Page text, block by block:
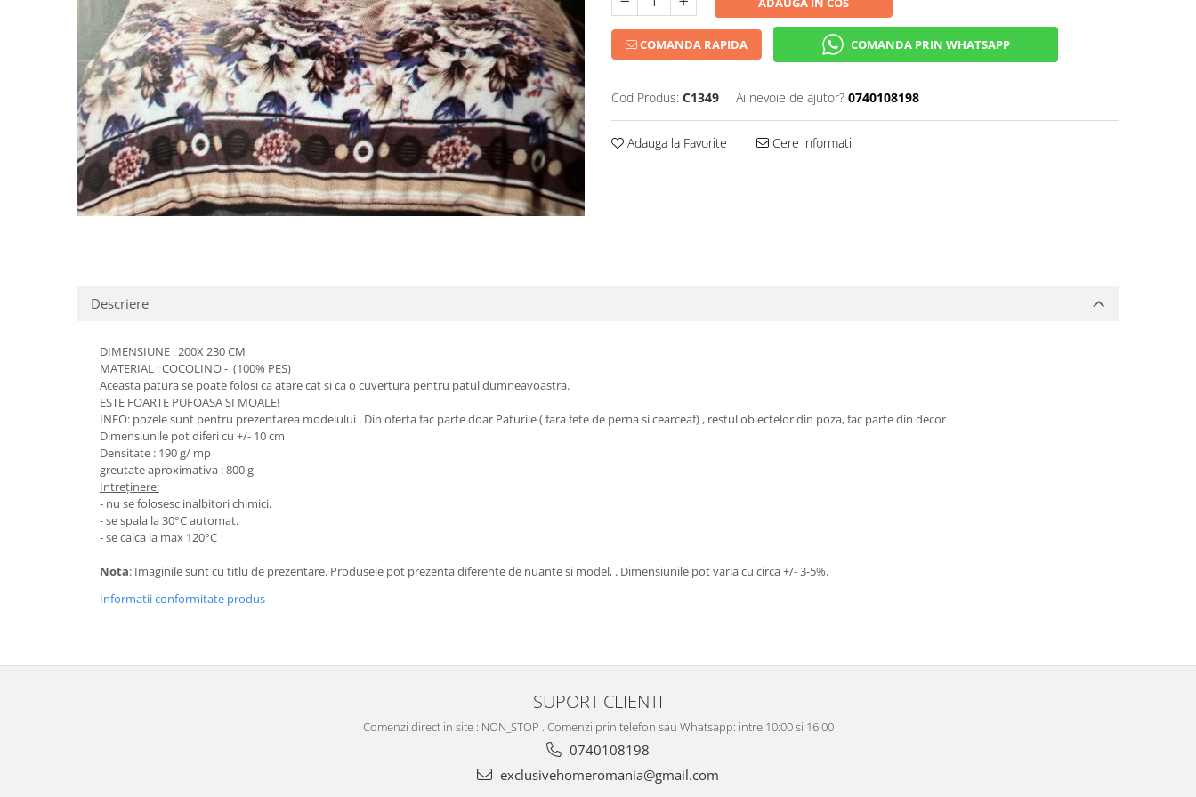
COMANDA RAPIDA COMANDA PRIN WHATSAPP
Cod Produs: C1349 Ai nevoie de ajutor? 0740108198
Adauga la Favorite Cere informatii
Descriere
DIMENSIUNE : 200X 230 CM
MATERIAL : COCOLINO - (100% PES)
Aceasta patura se poate folosi ca atare cat si ca o cuvertura pentru patul dumneavoastra.
ESTE FOARTE PUFOASA SI MOALE!
INFO: pozele sunt pentru prezentarea modelului . Din oferta fac parte doar Paturile ( fara fete de perna si cearceaf) , restul obiectelor din poza, fac parte din decor .
Dimensiunile pot diferi cu +/- 10 cm
Densitate : 190 g/ mp
greutate aproximativa : 800 g
Intreținere:
- nu se folosesc inalbitori chimici.
- se spala la 30°C automat.
- se calca la max 120°C
Nota: Imaginile sunt cu titlu de prezentare. Produsele pot prezenta diferente de nuante si model, . Dimensiunile pot varia cu circa +/- 3-5%.
Informatii conformitate produs
SUPORT CLIENTI
Comenzi direct in site : NON_STOP . Comenzi prin telefon sau Whatsapp: intre 10:00 si 16:00
0740108198
exclusivehomeromania@gmail.com